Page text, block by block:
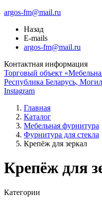
argos-fm@mail.ru
Назад
E-mails
argos-fm@mail.ru
Контактная информация
Торговый объект
Республика Беларусь,
Instagram
Главная
Каталог
Мебельная фурнитура
Фурнитура для стекла
Крепёж для зеркал
Крепёж для
Категории